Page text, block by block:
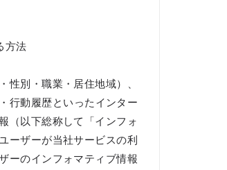
方法
別・職業・居住地域）、
行動履歴といったインター
（以下総称して「インフォ
ーザーが当社サービスの利
ーのインフォマティブ情報